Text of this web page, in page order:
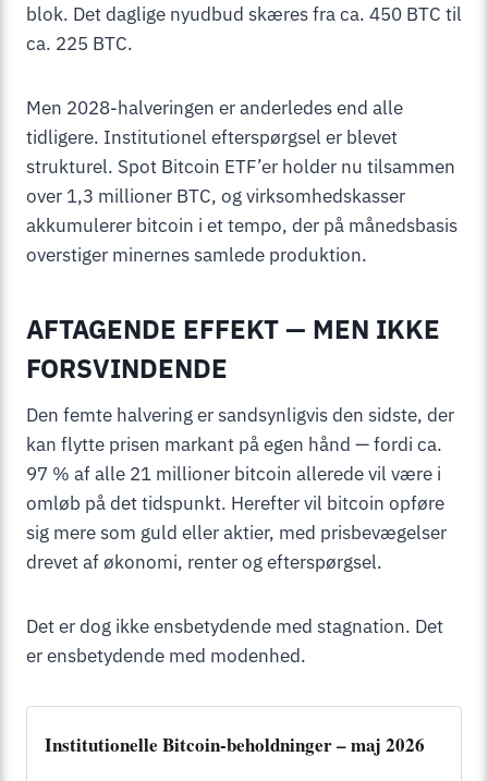
blok. Det daglige nyudbud skæres fra ca. 450 BTC til
ca. 225 BTC.
Men 2028-halveringen er anderledes end alle
tidligere. Institutionel efterspørgsel er blevet
strukturel. Spot Bitcoin ETF’er holder nu tilsammen
over 1,3 millioner BTC, og virksomhedskasser
akkumulerer bitcoin i et tempo, der på månedsbasis
overstiger minernes samlede produktion.
AFTAGENDE EFFEKT — MEN IKKE
FORSVINDENDE
Den femte halvering er sandsynligvis den sidste, der
kan flytte prisen markant på egen hånd — fordi ca.
97 % af alle 21 millioner bitcoin allerede vil være i
omløb på det tidspunkt. Herefter vil bitcoin opføre
sig mere som guld eller aktier, med prisbevægelser
drevet af økonomi, renter og efterspørgsel.
Det er dog ikke ensbetydende med stagnation. Det
er ensbetydende med modenhed.
Institutionelle Bitcoin-beholdninger – maj 2026